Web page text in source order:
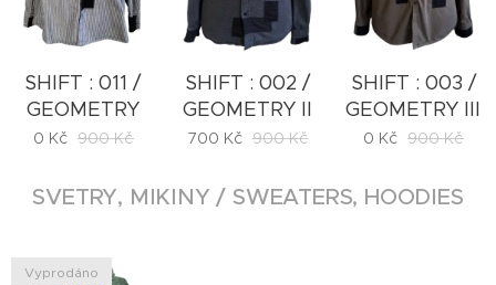
SHIFT : 011 /
GEOMETRY
0 Kč 900Kč
SHIFT : 002 /
GEOMETRY II
700 Kč 900Kč
SHIFT : 003 /
GEOMETRY III
0 Kč 900Kč
SVETRY, MIKINY / SWEATERS, HOODIES
Vyprodáno